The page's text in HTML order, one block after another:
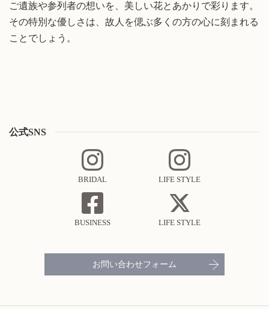
ご遺族や参列者の想いを、美しい花とあかりで彩ります。
その特別な優しさは、故人を偲ぶ多くの方の心に刻まれる
ことでしょう。
公式SNS
BRIDAL LIFE STYLE
BUSINESS LIFE STYLE
お問い合わせフォーム